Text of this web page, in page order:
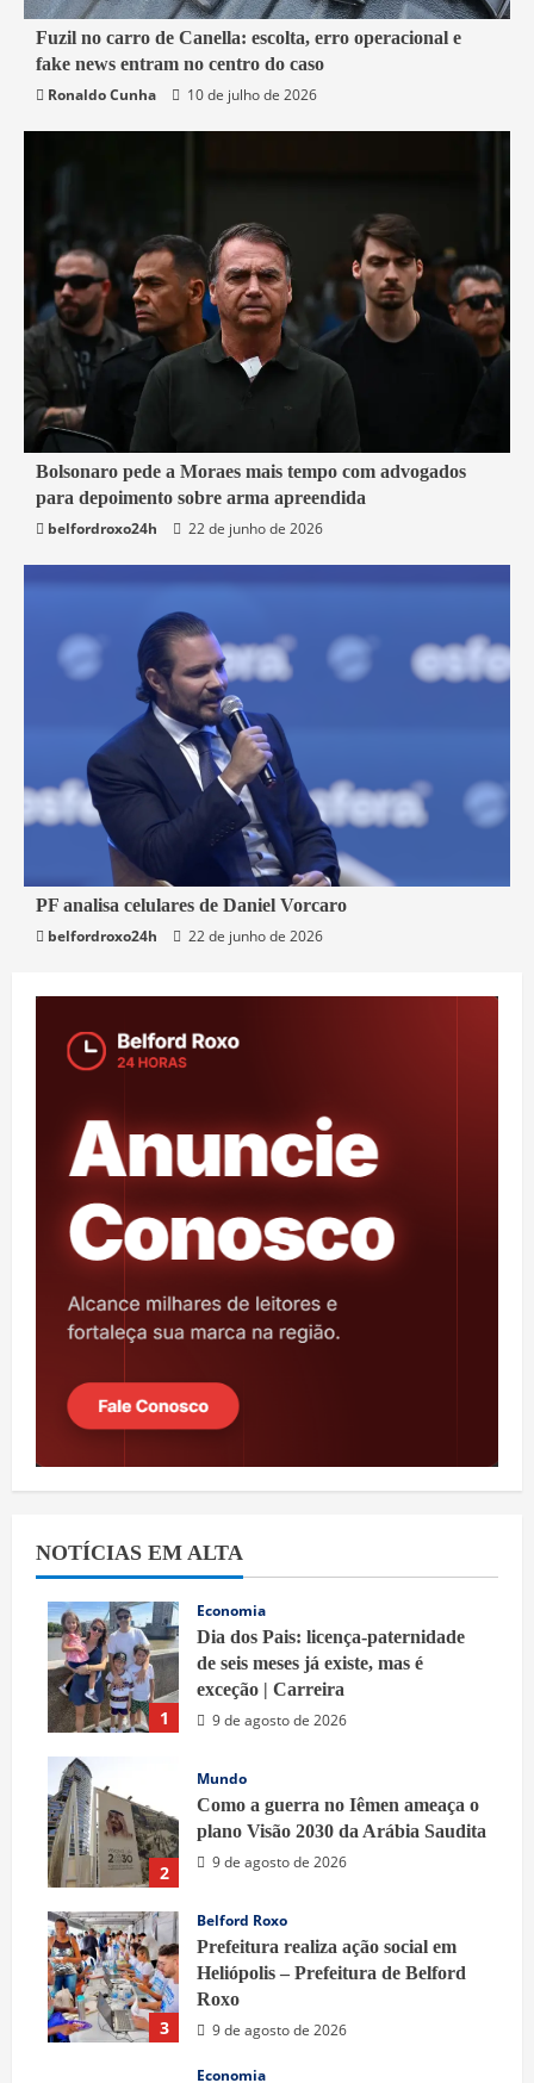
7 min read
Belford Roxo
Brasil Política Segurança
Fuzil no carro de Canella: escolta, erro operacional e
fake news entram no centro do caso
Ronaldo Cunha
10 de julho de 2026
3 min read
Brasil
Bolsonaro pede a Moraes mais tempo com advogados
para depoimento sobre arma apreendida
belfordroxo24h
22 de junho de 2026
3 min read
Brasil
PF analisa celulares de Daniel Vorcaro
belfordroxo24h
22 de junho de 2026
NOTÍCIAS EM ALTA
1
Economia
Dia dos Pais: licença-paternidade
de seis meses já existe, mas é
exceção | Carreira
9 de agosto de 2026
2
Mundo
Como a guerra no Iêmen ameaça o
plano Visão 2030 da Arábia Saudita
9 de agosto de 2026
3
Belford Roxo
Prefeitura realiza ação social em
Heliópolis – Prefeitura de Belford
Roxo
9 de agosto de 2026
Economia